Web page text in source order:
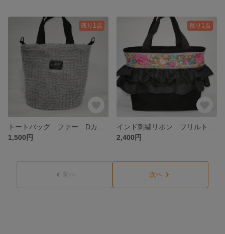
残り1点
1,500円
残り1点
2,400円
前へ 次へ